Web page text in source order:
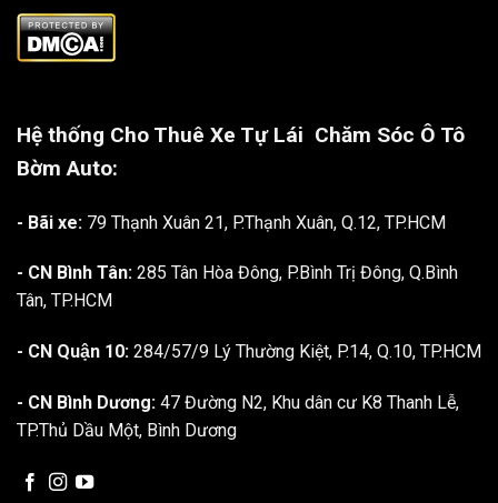
Hệ thống Cho Thuê Xe Tự Lái Chăm Sóc Ô Tô
Bờm Auto:
- Bãi xe: 79 Thạnh Xuân 21, P.Thạnh Xuân, Q.12, TP.HCM
- CN Bình Tân: 285 Tân Hòa Đông, P.Bình Trị Đông, Q.Bình
Tân, TP.HCM
- CN Quận 10: 284/57/9 Lý Thường Kiệt, P.14, Q.10, TP.HCM
- CN Bình Dương: 47 Đường N2, Khu dân cư K8 Thanh Lễ,
TP.Thủ Dầu Một, Bình Dương